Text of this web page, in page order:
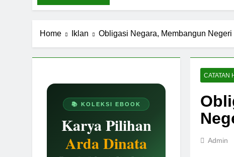
Home Iklan Obligasi Negara, Membangun Negeri
📚 KOLEKSI EBOOK
Karya Pilihan
Arda Dinata
CATATAN
Admin